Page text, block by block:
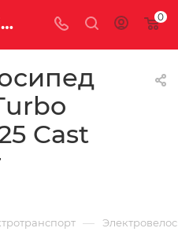
Купить Specialized Turbo Como 4.0 2025 Cast Black / Silver Reflective за рублей, а со скидкой 484 100 руб. 0
Cast
—